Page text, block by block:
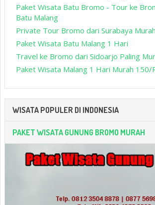
Paket Wisata Batu Bromo - Tour ke
Batu Malang
Private Tour Bromo dari Surabaya Murah
Paket Wisata Batu Malang 1 Hari
Travel ke Bromo dari Sidoarjo Paling
Paket Wisata Malang 1 Hari Murah 150/
WISATA POPULER DI INDONESIA
PAKET WISATA GUNUNG BROMO MURAH